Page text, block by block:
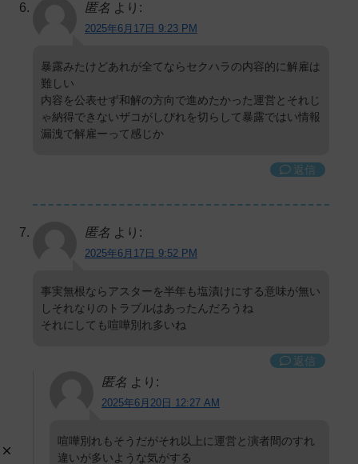
匿名 より:
2025年6月17日 9:23 PM
暴露みたけどあれが全てならセクハラの内容的に解雇は
難しい
内容を公表せず和解の方向で進めたかった運営とそれじ
ゃ納得できないザコがしびれを切らして暴露ではい情報
漏洩で解雇ーって感じか
返信
匿名 より:
2025年6月17日 9:52 PM
事実無根ならアスターを半年も塩漬けにする意味が無い
しそれなりのトラブルはあったんだろうね
それにしても喧嘩別れ多いね
返信
匿名 より:
2025年6月20日 12:27 AM
喧嘩別れもそうだがそれ以上に運営と演者間のすれ
違いが多いような気がする